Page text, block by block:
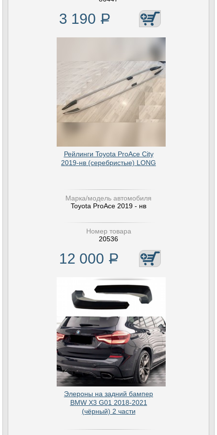
3 190 Р
Рейлинги Toyota ProAce City
2019-нв (серебристые) LONG
Марка/модель автомобиля
Toyota ProAce 2019 - нв
Номер товара
20536
12 000 Р
Элероны на задний бампер
BMW X3 G01 2018-2021
(чёрный) 2 части